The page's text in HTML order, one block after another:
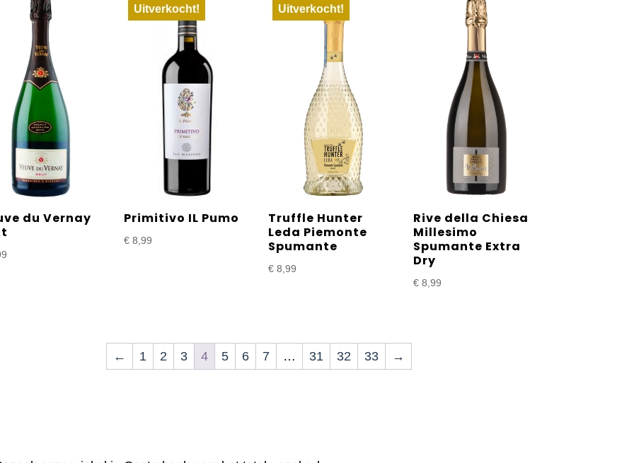
du Vernay
Uitverkocht!
Primitivo IL Pumo
€8,99
Uitverkocht!
Truffle Hunter
Leda Piemonte
Spumante
€ 8,99
Rive della Chiesa
Millesimo
Spumante Extra
Dry
€8,99
← 1 2 3 4 5 6 7 … 31 32 33 →